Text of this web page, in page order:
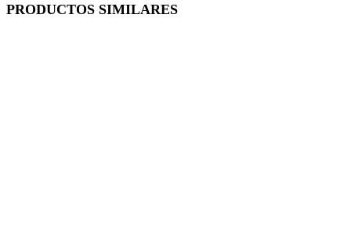
PRODUCTOS SIMILARES